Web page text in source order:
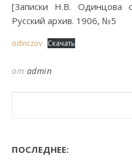
[Записки Н.В.
Русский архив. 1906, №5
odinczov Скачать
от admin
ПОСЛЕДНЕЕ: